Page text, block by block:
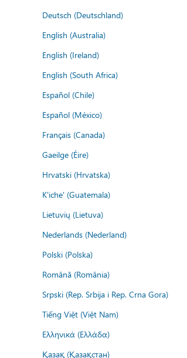
Deutsch (Deutschland)
English (Australia)
English (Ireland)
English (South Africa)
Español (Chile)
Español (México)
Français (Canada)
Gaeilge (Éire)
Hrvatski (Hrvatska)
K'iche' (Guatemala)
Lietuvių (Lietuva)
Nederlands (Nederland)
Polski (Polska)
Română (România)
Srpski (Rep. Srbija i Rep. Crna Gora)
Tiếng Việt (Việt Nam)
Ελληνικά (Ελλάδα)
Қазақ (Қазақстан)